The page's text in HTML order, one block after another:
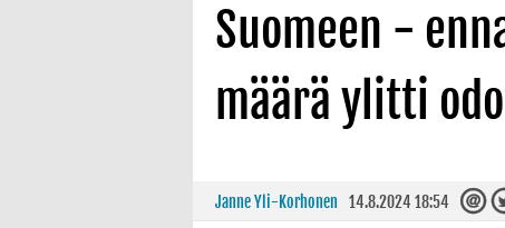
Suomeen -
määrä ylitti
Janne Yli-Korhonen 14.8.2024 18:54